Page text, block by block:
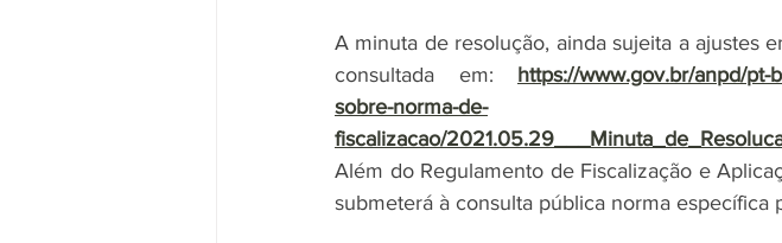
A minuta de resolução, ainda sujeita a ajustes
consultada em: https://www.gov.br/anpd/pt-
sobre-norma-de-
fiscalizacao/
Além do Regulamento de Fiscalização e
submeterá à consulta pública norma específica